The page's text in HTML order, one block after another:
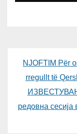
NJOFTIM Për
rregullt të
редовна